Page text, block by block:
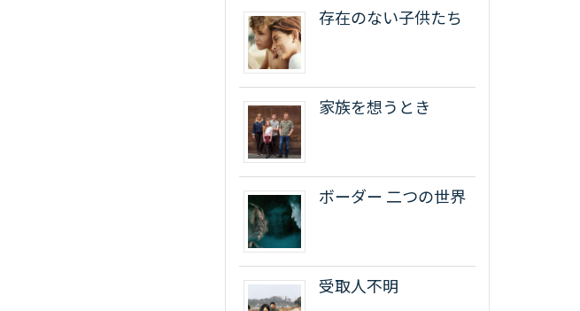
存在のない子供たち
家族を想うとき
ボーダー 二つの世界
受取人不明